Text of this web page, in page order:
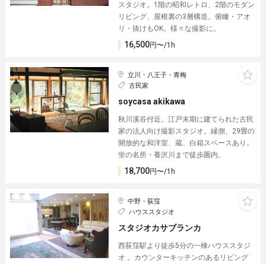
スタジオ。1階の昭和レトロ、2階のモダン
リビング、屋根裏の3層構造。俯瞰・アオ
リ・抜けもOK。様々な撮影に。
16,500円〜/1h
立川・八王子・青梅
古民家
soycasa akikawa
秋川溪谷付近。江戸末期に建てられた古民
家の法人向け撮影スタジオ。縁側、29畳の
開放的な和洋室、蔵、白箱スペースあり。
蛍の名所・養沢川まで徒歩圏内。
18,700円〜/1h
中野・荻窪
ハウススタジオ
スタジオカサブランカ
西荻窪駅より徒歩5分の一棟ハウススタジ
オ 。カウンターキッチンのあるリビング